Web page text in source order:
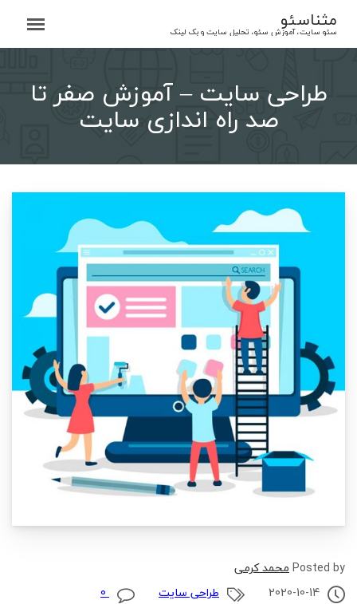
content
مثناسئو
سئو سایت، آموزش سئو، تحلیل سایت و بک لینک
طراحی سایت – آموزش صفر تا
صد راه اندازی سایت
Posted byمحمد کرمی
2020-10-14
طراحی سایت 0